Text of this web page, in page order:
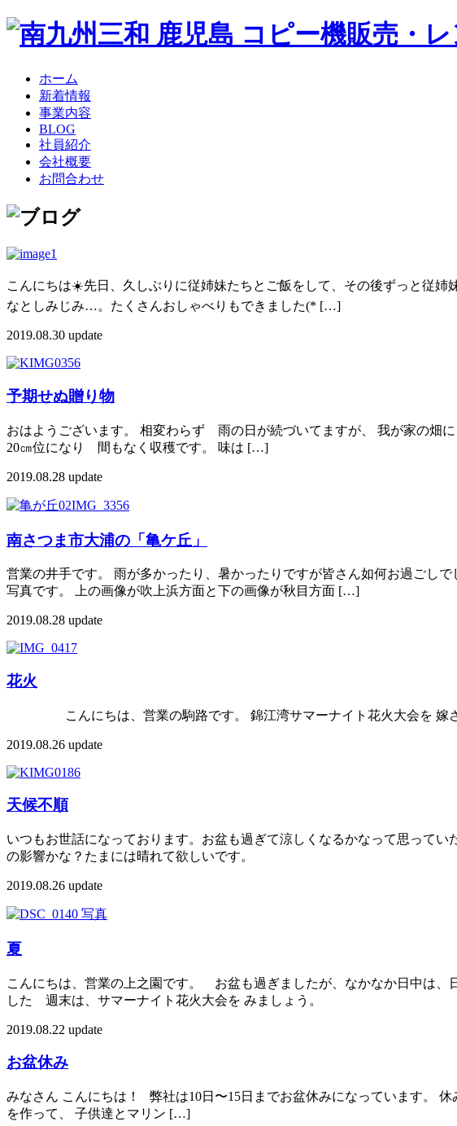
ホーム
新着情報
事業内容
BLOG
社員紹介
会社概要
お問合わせ
こんにちは☀️先日、久しぶりに従姉妹たちとご飯をして、その後ずっと従
なとしみじみ…。たくさんおしゃべりもできました(* […]
2019.08.30 update
予期せぬ贈り物
おはようございます。 相変わらず 雨の日が続づいてますが、 我が家の
20㎝位になり 間もなく収穫です。 味は […]
2019.08.28 update
南さつま市大浦の「亀ケ丘」
営業の井手です。 雨が多かったり、暑かったりですが皆さん如何お過ごし
写真です。 上の画像が吹上浜方面と下の画像が秋目方面 […]
2019.08.28 update
花火
こんにちは、営業の駒路です。 錦江湾サマーナイト花火大会を 嫁さ
2019.08.26 update
天候不順
いつもお世話になっております。お盆も過ぎて涼しくなるかなって思って
の影響かな？たまには晴れて欲しいです。
2019.08.26 update
夏
こんにちは、営業の上之園です。 お盆も過ぎましたが、なかなか日中は
した 週末は、サマーナイト花火大会を みましょう。
2019.08.22 update
お盆休み
みなさん こんにちは！ 弊社は10日〜15日までお盆休みになっています。
を作って、 子供達とマリン […]